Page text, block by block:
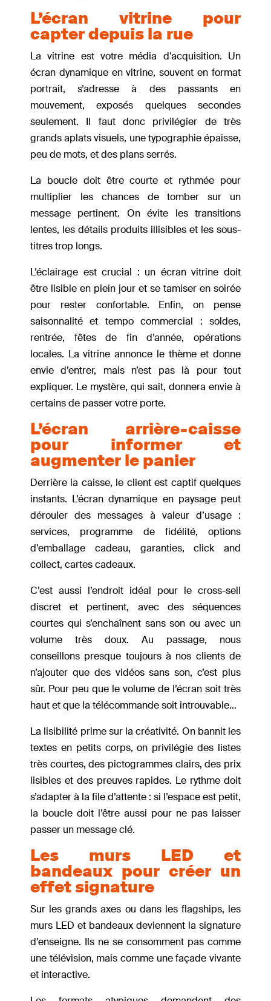
L’écran vitrine pour
capter depuis la rue
La vitrine est votre média d’acquisition. Un
écran dynamique en vitrine, souvent en format
portrait, s’adresse à des passants en
mouvement, exposés quelques secondes
seulement. Il faut donc privilégier de très
grands aplats visuels, une typographie épaisse,
peu de mots, et des plans serrés.
La boucle doit être courte et rythmée pour
multiplier les chances de tomber sur un
message pertinent. On évite les transitions
lentes, les détails produits illisibles et les sous-
titres trop longs.
L’éclairage est crucial : un écran vitrine doit
être lisible en plein jour et se tamiser en soirée
pour rester confortable. Enfin, on pense
saisonnalité et tempo commercial : soldes,
rentrée, fêtes de fin d’année, opérations
locales. La vitrine annonce le thème et donne
envie d’entrer, mais n’est pas là pour tout
expliquer. Le mystère, qui sait, donnera envie à
certains de passer votre porte.
L’écran arrière-caisse
pour informer et
augmenter le panier
Derrière la caisse, le client est captif quelques
instants. L’écran dynamique en paysage peut
dérouler des messages à valeur d’usage :
services, programme de fidélité, options
d’emballage cadeau, garanties, click and
collect, cartes cadeaux.
C’est aussi l’endroit idéal pour le cross-sell
discret et pertinent, avec des séquences
courtes qui s’enchaînent sans son ou avec un
volume très doux. Au passage, nous
conseillons presque toujours à nos clients de
n’ajouter que des vidéos sans son, c’est plus
sûr. Pour peu que le volume de l’écran soit très
haut et que la télécommande soit introuvable…
La lisibilité prime sur la créativité. On bannit les
textes en petits corps, on privilégie des listes
très courtes, des pictogrammes clairs, des prix
lisibles et des preuves rapides. Le rythme doit
s’adapter à la file d’attente : si l’espace est petit,
la boucle doit l’être aussi pour ne pas laisser
passer un message clé.
Les murs LED et
bandeaux pour créer un
effet signature
Sur les grands axes ou dans les flagships, les
murs LED et bandeaux deviennent la signature
d’enseigne. Ils ne se consomment pas comme
une télévision, mais comme une façade vivante
et interactive.